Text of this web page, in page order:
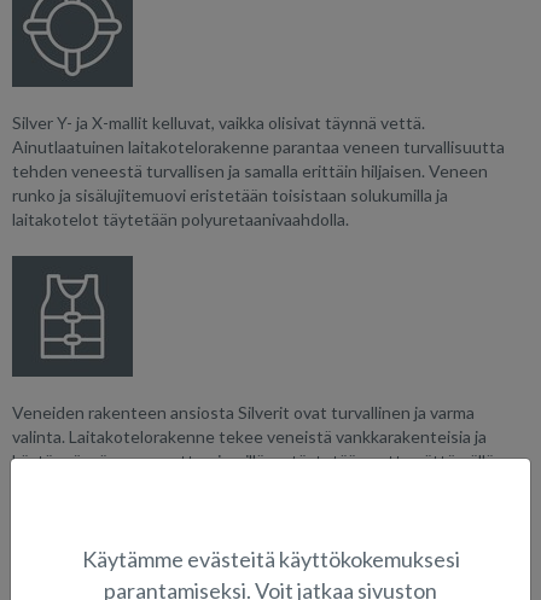
Silver Y- ja X-mallit kelluvat, vaikka olisivat täynnä vettä.
Ainutlaatuinen laitakotelorakenne parantaa veneen turvallisuutta
tehden veneestä turvallisen ja samalla erittäin hiljaisen. Veneen
runko ja sisälujitemuovi eristetään toisistaan solukumilla ja
laitakotelot täytetään polyuretaanivaahdolla.
Veneiden rakenteen ansiosta Silverit ovat turvallinen ja varma
valinta. Laitakotelorakenne tekee veneistä vankkarakenteisia ja
käytännössä uppoamattomia, sillä ne täytetään vettymättömällä
Suomalaisiin olosuhteisiin sopivaksi.
Käytämme evästeitä käyttökokemuksesi
parantamiseksi. Voit jatkaa sivuston